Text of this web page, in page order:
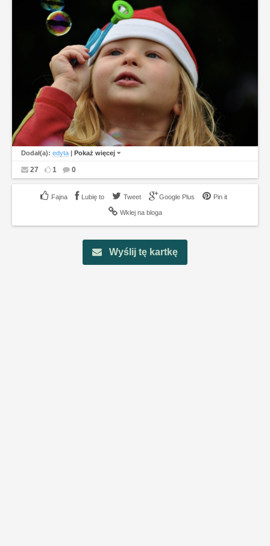
Dodał(a): edyta | Pokaż więcej
27 1 0
Lubię to Tweet Google Plus Pin it
Wklej na bloga
Wyślij tę kartkę